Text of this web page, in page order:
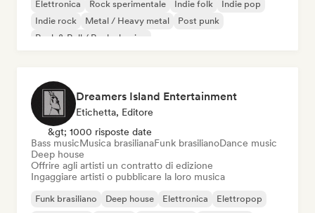
Elettronica Rock sperimentale Indie folk
Indie pop
Indie rock
Metal / Heavy metal
Post punk
Rock & Roll / Rock classico
Dreamers Island Entertainment
Etichetta, Editore
&gt; 1000 risposte date
Bass musicMusica brasilianaFunk brasilianoDance music
Deep house
Offrire agli artisti un contratto di edizione
Ingaggiare artisti o pubblicare la loro musica
Funk brasiliano Deep house Elettronica
Elettropop